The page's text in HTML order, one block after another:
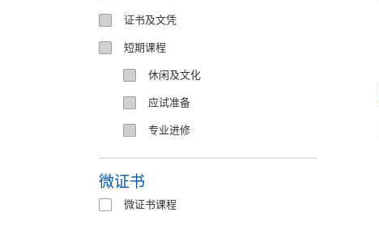
证书及文凭
短期课程
休闲及文化
应试准备
专业进修
微证书
微证书课程